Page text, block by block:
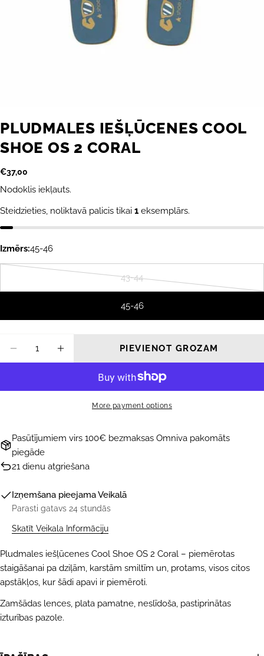
PLUDMALES IEŠĻŪCENES COOL
SHOE OS 2 CORAL
Parastā
cena
€37,00
Nodoklis iekļauts.
Steidzieties, noliktavā palicis tikai 1 eksemplārs.
Izmērs:45-46
43-44
Variants
vai
45-46
PIEVIENOT GROZAM
More payment options
Pasūtījumiem virs 100€ bezmaksas Omniva pakomāts
piegāde
21 dienu atgriešana
Izņemšana pieejamaVeikalā
Parasti gatavs 24 stundās
Skatīt Veikala Informāciju
Pludmales iešļūcenes Cool Shoe OS 2 Coral – piemērotas
staigāšanai pa dziļām, karstām smiltīm un, protams, visos citos
apstākļos, kur šādi apavi ir piemēroti.
Zamšādas lences, plata pamatne, neslīdoša, pastiprinātas
izturības pazole.
DALĪTIES AR ŠO PRODUKTU
UZDOT JAUTĀJUMU
vārds
Jūsu
pasts
Jūsu
telefons